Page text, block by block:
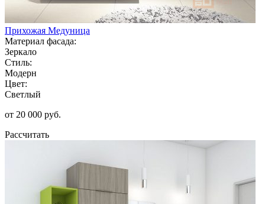
Прихожая Медуница
Материал фасада:
Зеркало
Стиль:
Модерн
Цвет:
Светлый
от 20 000 руб.
Рассчитать